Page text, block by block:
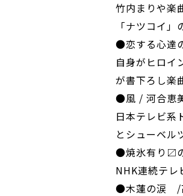
竹内まりや楽
「ナツコイ」
●恋する心達
自身がヒロイ
が書下ろし楽
●風 / 河合恵
日本テレビ系
とシューベル
●焼氷有り〼
NHK連続テレ
●木蓮の涙 /